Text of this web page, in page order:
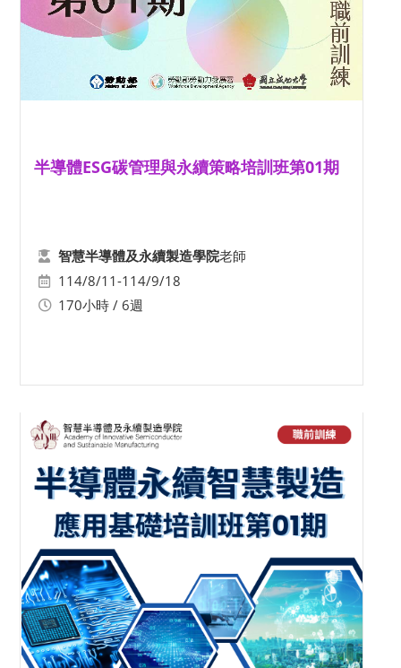
半導體ESG碳管理與永續策略培訓班第01期
智慧半導體及永續製造學院老師
114/8/11-114/9/18
170小時 / 6週